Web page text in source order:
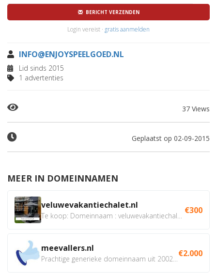
BERICHT VERZENDEN
Login vereist · gratis aanmelden
INFO@ENJOYSPEELGOED.NL
Lid sinds 2015
1 advertenties
37 Views
Geplaatst op 02-09-2015
MEER IN DOMEINNAMEN
veluwevakantiechalet.nl €300
meevallers.nl €2.000